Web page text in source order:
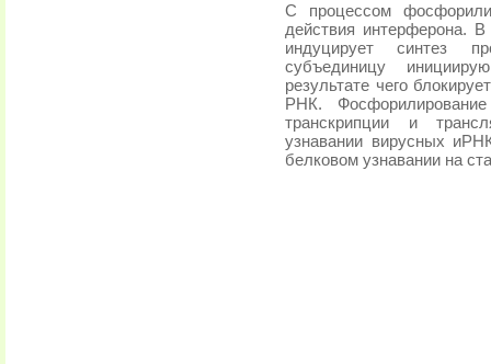
С процессом
действия интерферона.
индуцирует синтез
субъединицу
результате чего
РНК.
транскрипции и
узнавании вирусных
белковом узнавании на